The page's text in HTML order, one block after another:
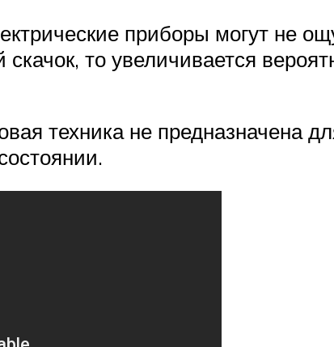
приборы могут не
то увеличивается
техника не предназначена